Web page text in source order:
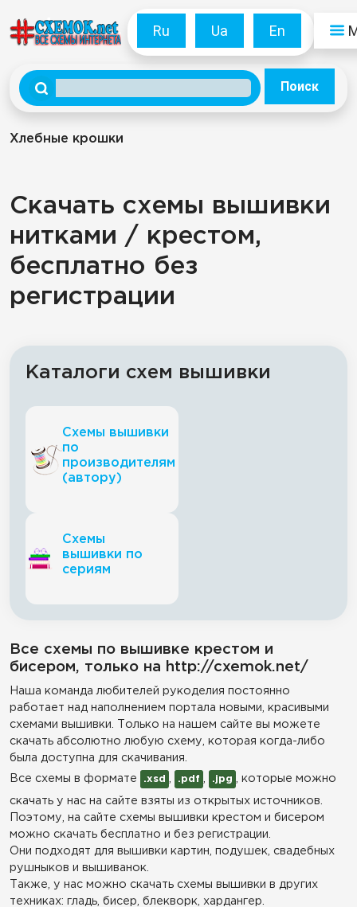
Ru Ua En
Поиск
Хлебные крошки
Скачать схемы вышивки
нитками / крестом,
бесплатно без
регистрации
Каталоги схем вышивки
Схемы вышивки
по
производителям
(автору)
Схемы
вышивки по
сериям
Все схемы по вышивке крестом и
бисером, только на http://cxemok.net/
Наша команда любителей рукоделия постоянно
работает над наполнением портала новыми, красивыми
схемами вышивки. Только на нашем сайте вы можете
скачать абсолютно любую схему, которая когда-либо
была доступна для скачивания.
Все схемы в формате
.xsd .pdf .jpg , которые можно
скачать у нас на сайте взяты из открытых источников.
Поэтому, на сайте схемы вышивки крестом и бисером
можно скачать бесплатно и без регистрации.
Они подходят для вышивки картин, подушек, свадебных
рушныков и вышиванок.
Также, у нас можно скачать схемы вышивки в других
техниках: гладь, бисер, блекворк, хардангер.